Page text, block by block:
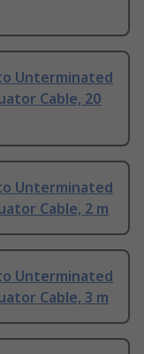
Unterminated
Cable, 20
Unterminated
Cable, 2 m
Unterminated
Cable, 3 m